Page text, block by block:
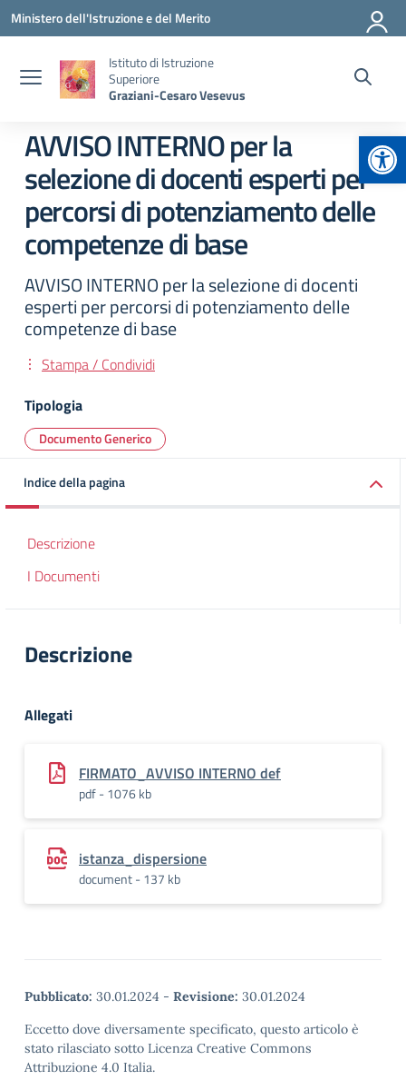
Vai ai contenuti
Vai al menu di navigazione
Vai al footer
Ministero dell'Istruzione e del Merito
Istituto di Istruzione
Superiore
Graziani-Cesaro Vesevus
AVVISO INTERNO per la
selezione di docenti esperti per
percorsi di potenziamento delle
competenze di base
AVVISO INTERNO per la selezione di docenti
esperti per percorsi di potenziamento delle
competenze di base
Stampa / Condividi
Tipologia
Documento Generico
Indice della pagina
Descrizione
I Documenti
Descrizione
Allegati
FIRMATO_AVVISO INTERNO def
pdf - 1076 kb
istanza_dispersione
document - 137 kb
Pubblicato: 30.01.2024 - Revisione: 30.01.2024
Eccetto dove diversamente specificato, questo articolo è
stato rilasciato sotto Licenza Creative Commons
Attribuzione 4.0 Italia.